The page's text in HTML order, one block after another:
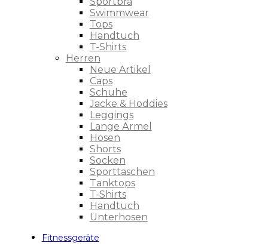
Swimmwear
Tops
Handtuch
T-Shirts
Herren
Neue Artikel
Caps
Schuhe
Jacke & Hoddies
Leggings
Lange Ärmel
Hosen
Shorts
Socken
Sporttaschen
Tanktops
T-Shirts
Handtuch
Unterhosen
Fitnessgeräte